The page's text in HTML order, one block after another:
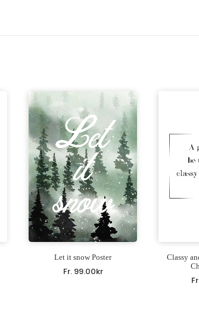
Let it snow Poster
Fr. 99.00kr
Classy